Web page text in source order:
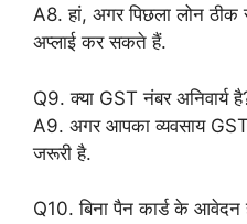
A8. हां, अगर पिछला लोन ठीक
अप्लाई कर सकते हैं.
Q9. क्या GST नंबर अनिवार्य
A9. अगर आपका व्यवसाय
जरूरी है.
Q10. बिना पैन कार्ड के आवेदन